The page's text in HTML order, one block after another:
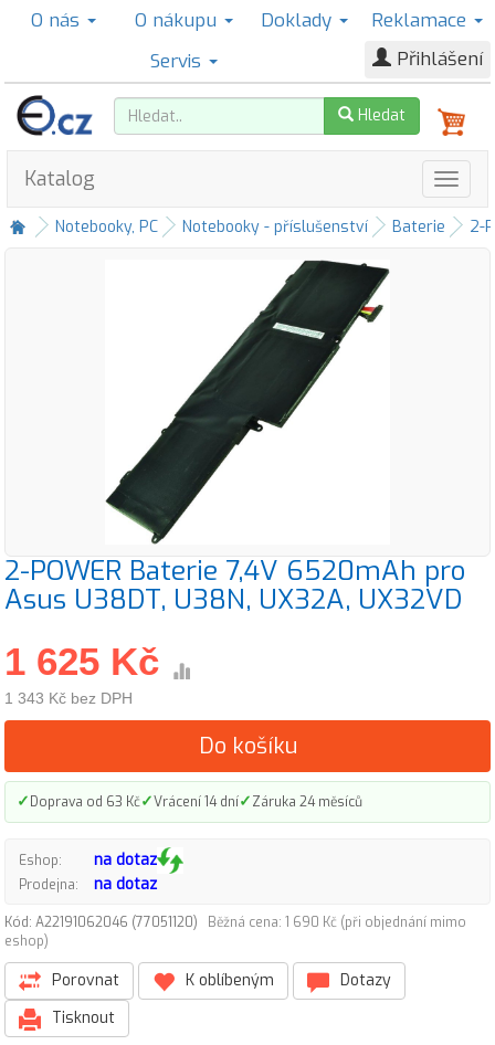
O nás O nákupu Doklady
Reklamace
Servis
Přihlášení
Hledat
Katalog
Notebooky, PC Notebooky - příslušenství Baterie 2-
2-POWER Baterie 7,4V 6520mAh pro
Asus U38DT, U38N, UX32A, UX32VD
1 625 Kč
1 343 Kč bez DPH
Do košíku
✓Doprava od 63 Kč✓Vrácení 14 dní✓Záruka 24 měsíců
Eshop: na dotaz
Prodejna: na dotaz
Kód: A22191062046 (77051120)
Běžná cena: 1 690 Kč (při objednání mimo
eshop)
Porovnat K oblíbeným
Dotazy
Tisknout